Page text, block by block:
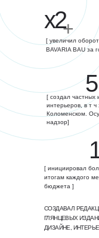
+
СОЗДАВАЛ
ГЛЯНЦЕВЫХ
ДИЗАЙНЕ,
5
[ создал частных
интерьеров, в т ч
Коломенском.
надзор]
[ инициировал
итогам каждого
бюджета ]
х2
[ увеличил
BAVARIA BAU за